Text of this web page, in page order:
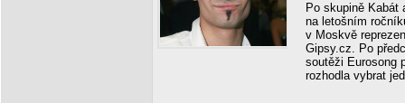
Po skupině Kabát
na letošním
v Moskvě
Gipsy.cz. Po
soutěži Eurosong
rozhodla vybrat